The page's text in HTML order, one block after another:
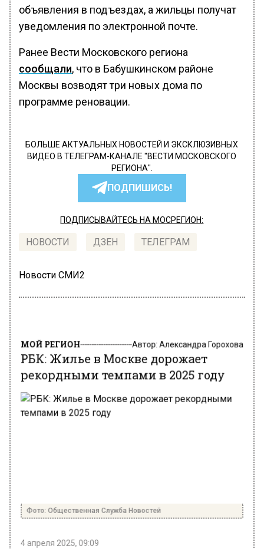
объявления в подъездах, а жильцы получат
уведомления по электронной почте.
Ранее Вести Московского региона
сообщали, что в Бабушкинском районе
Москвы возводят три новых дома по
программе реновации.
БОЛЬШЕ АКТУАЛЬНЫХ НОВОСТЕЙ И ЭКСКЛЮЗИВНЫХ
ВИДЕО В ТЕЛЕГРАМ-КАНАЛЕ "ВЕСТИ МОСКОВСКОГО
РЕГИОНА".
ПОДПИШИСЬ!
ПОДПИСЫВАЙТЕСЬ НА МОСРЕГИОН:
НОВОСТИ ДЗЕН ТЕЛЕГРАМ
Новости СМИ2
РБК: Жилье в Москве дорожает
рекордными темпами в 2025 году
Фото: Общественная Служба Новостей
4 апреля 2025, 09:09